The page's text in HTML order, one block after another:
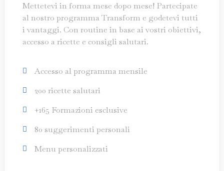
Mettetevi in forma mese dopo mese! Partecipate
al nostro programma Transform e godetevi tutti
i vantaggi. Con routine in base ai vostri obiettivi,
accesso a ricette e consigli salutari.
Accesso al programma mensile
200 ricette salutari
+165 Formazioni esclusive
80 suggerimenti personali
Menu personalizzati